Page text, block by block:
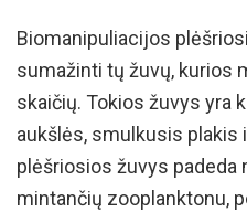
Biomanipuliacijos
sumažinti tų žuvų, kurios
skaičių. Tokios žuvys yra
aukšlės, smulkusis plakis
plėšriosios žuvys padeda
mintančių zooplanktonu,